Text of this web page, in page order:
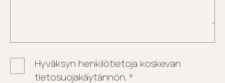
Hyväksyn henkilötietoja koskevan
tietosuojakäytännön. *